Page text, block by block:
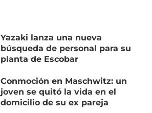
Yazaki lanza una nueva
búsqueda de personal para su
planta de Escobar
Conmoción en Maschwitz: un
joven se quitó la vida en el
domicilio de su ex pareja